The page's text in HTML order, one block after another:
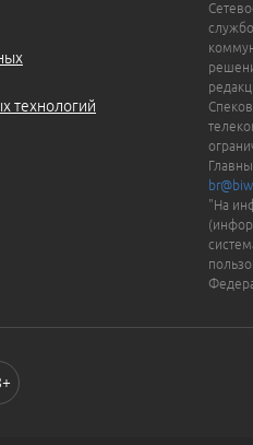
технологий
"На